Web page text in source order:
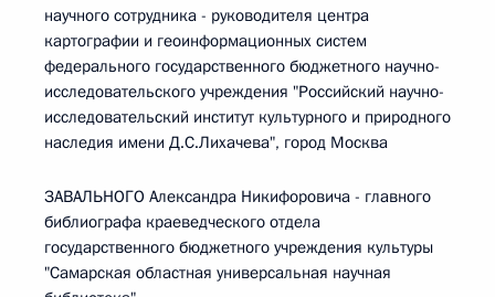
научного сотрудника - руководителя центра
картографии и геоинформационных систем
федерального государственного бюджетного научно-
исследовательского учреждения "Российский научно-
исследовательский институт культурного и природного
наследия имени Д.С.Лихачева", город Москва
ЗАВАЛЬНОГО Александра Никифоровича - главного
библиографа краеведческого отдела
государственного бюджетного учреждения культуры
"Самарская областная универсальная научная